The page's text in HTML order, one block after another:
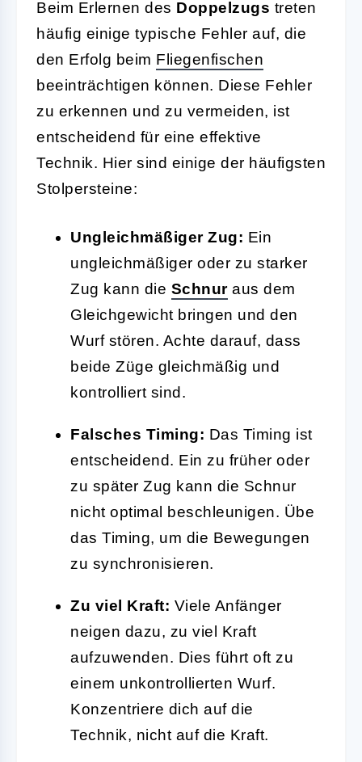
Beim Erlernen des Doppelzugs treten
häufig einige typische Fehler auf, die
den Erfolg beim Fliegenfischen
beeinträchtigen können. Diese Fehler
zu erkennen und zu vermeiden, ist
entscheidend für eine effektive
Technik. Hier sind einige der häufigsten
Stolpersteine:
Ungleichmäßiger Zug: Ein
ungleichmäßiger oder zu starker
Zug kann die Schnuraus dem
Gleichgewicht bringen und den
Wurf stören. Achte darauf, dass
beide Züge gleichmäßig und
kontrolliert sind.
Falsches Timing: Das Timing ist
entscheidend. Ein zu früher oder
zu später Zug kann die Schnur
nicht optimal beschleunigen. Übe
das Timing, um die Bewegungen
zu synchronisieren.
Zu viel Kraft: Viele Anfänger
neigen dazu, zu viel Kraft
aufzuwenden. Dies führt oft zu
einem unkontrollierten Wurf.
Konzentriere dich auf die
Technik, nicht auf die Kraft.